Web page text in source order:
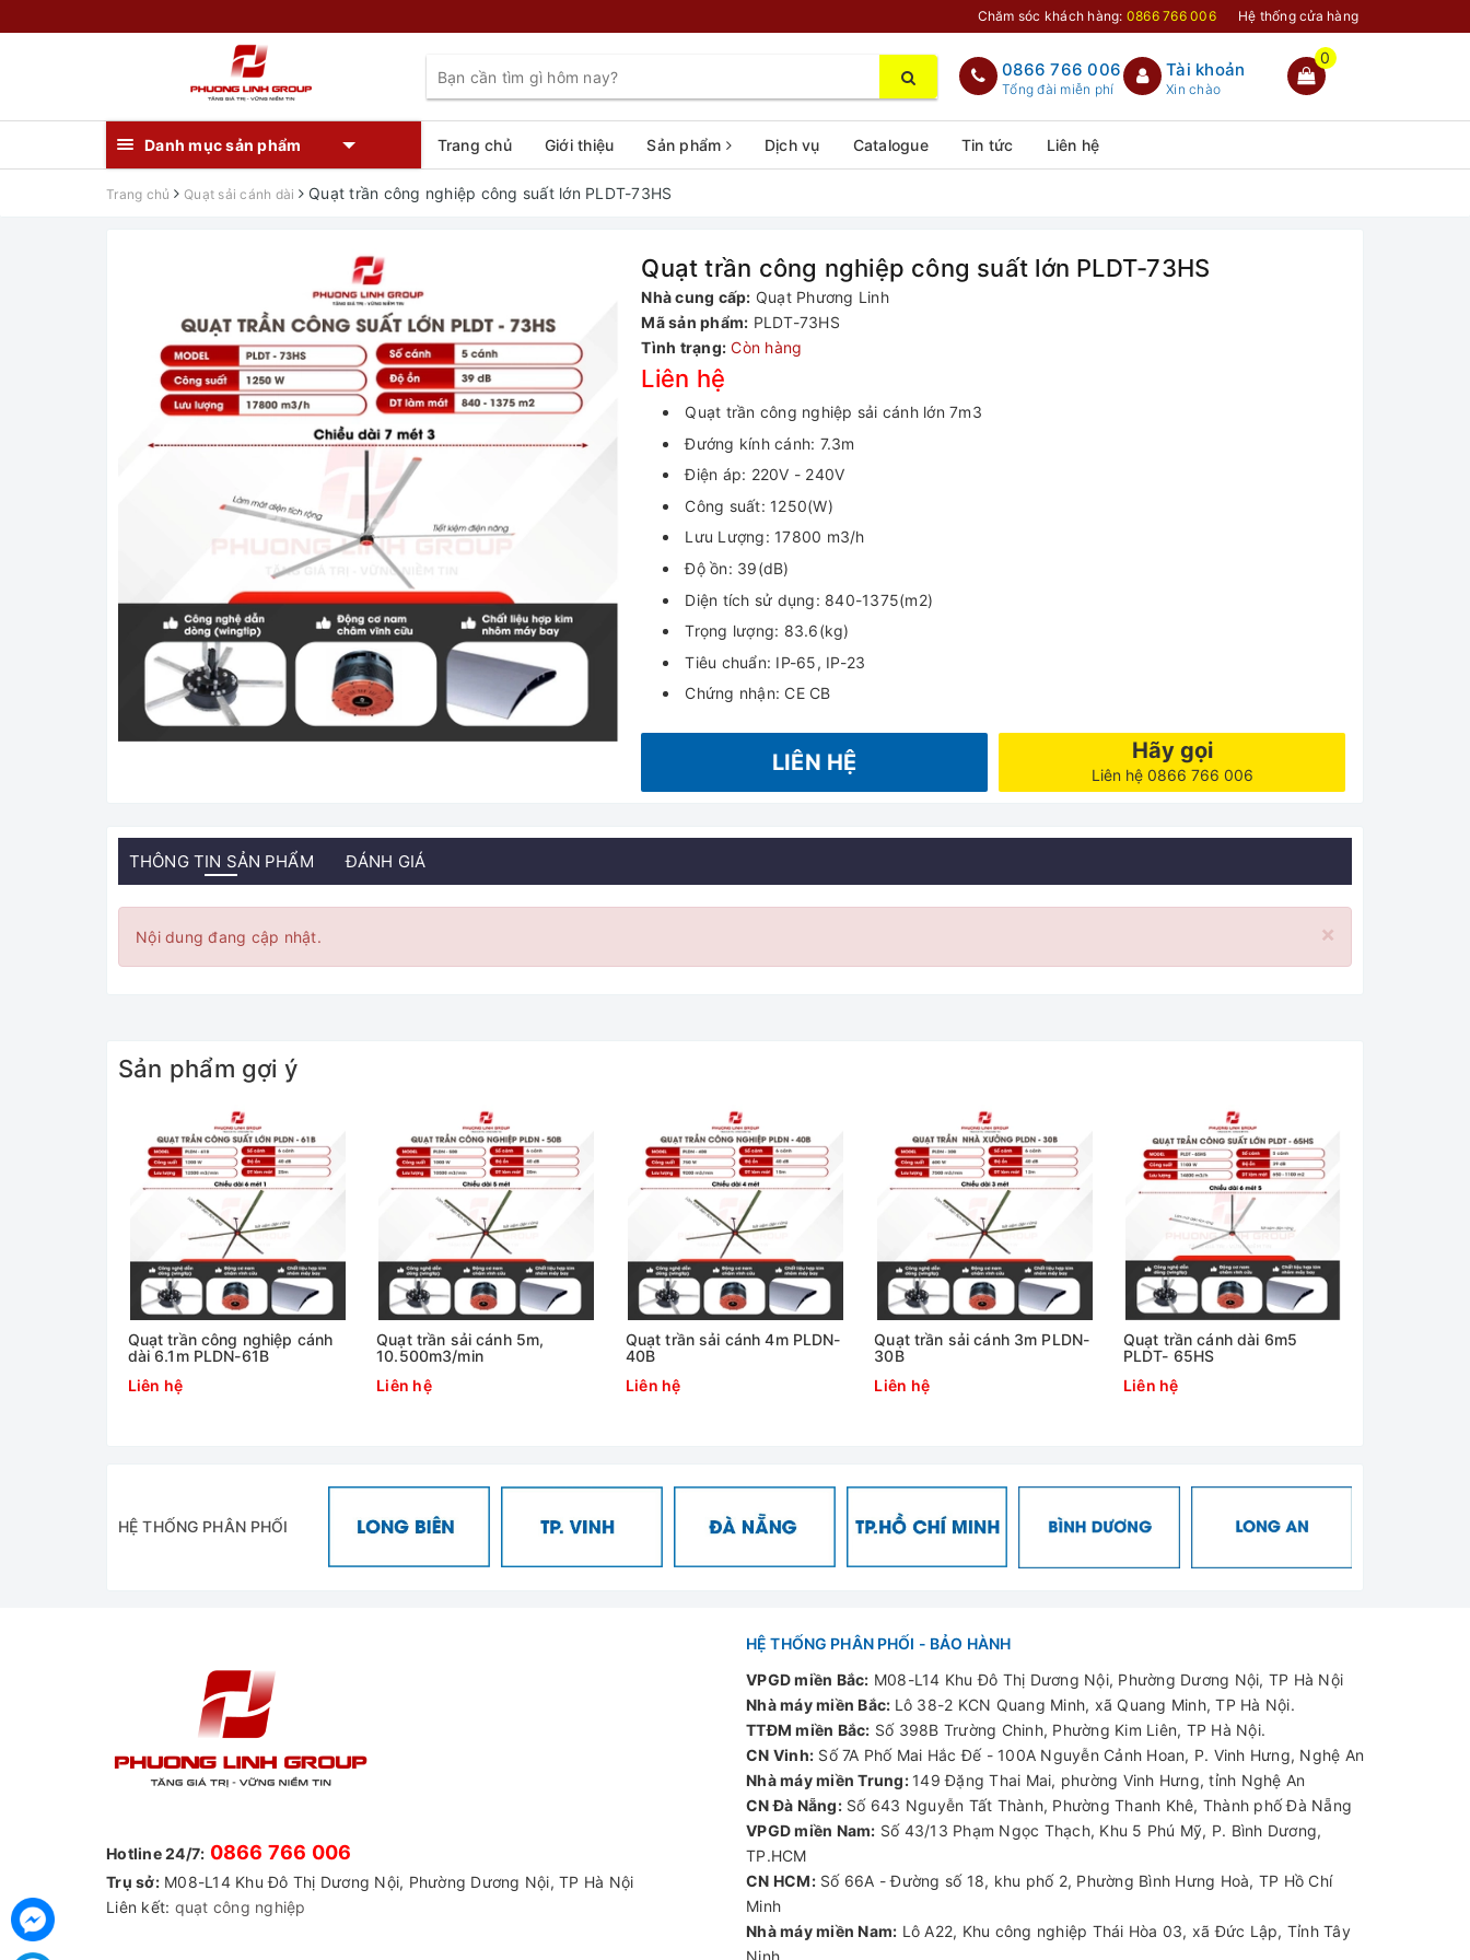
Chăm sóc khách hàng: 0866 766 006 Hệ thống cửa hàng
0866 766 006
Tổng đài miễn phí
Tài khoản
Xin chào
0
Danh mục sản phẩm Trang chủ Giới thiệu Sản phẩm Dịch vụ Catalogue Tin tức Liên hệ
Trang chủ Quạt sải cánh dài Quạt trần công nghiệp công suất lớn PLDT-73HS
Quạt trần công nghiệp công suất lớn PLDT-73HS
Nhà cung cấp: Quạt Phương Linh
Mã sản phẩm: PLDT-73HS
Tình trạng: Còn hàng
Liên hệ
Quạt trần công nghiệp sải cánh lớn 7m3
Đướng kính cánh: 7.3m
Điện áp: 220V - 240V
Công suất: 1250(W)
Lưu Lượng: 17800 m3/h
Độ ồn: 39(dB)
Diện tích sử dụng: 840-1375(m2)
Trọng lượng: 83.6(kg)
Tiêu chuẩn: IP-65, IP-23
Chứng nhận: CE CB
LIÊN HỆ Hãy gọi
Liên hệ 0866 766 006
THÔNG TIN SẢN PHẨM ĐÁNH GIÁ
×
Nội dung đang cập nhật.
Sản phẩm gợi ý
Quạt trần công nghiệp cánh
dài 6.1m PLDN-61B
Liên hệ
Quạt trần sải cánh 5m,
10.500m3/min
Liên hệ
Quạt trần sải cánh 4m PLDN-
40B
Liên hệ
Quạt trần sải cánh 3m PLDN-
30B
Liên hệ
Quạt trần cánh dài 6m5
PLDT- 65HS
Liên hệ
HỆ THỐNG PHÂN PHỐI
Hotline 24/7: 0866 766 006
Trụ sở:M08-L14 Khu Đô Thị Dương Nội, Phường Dương Nội, TP Hà Nội
Liên kết: quạt công nghiệp
HỆ THỐNG PHÂN PHỐI - BẢO HÀNH
VPGD miền Bắc: M08-L14 Khu Đô Thị Dương Nội, Phường Dương Nội, TP Hà Nội
Nhà máy miền Bắc: Lô 38-2 KCN Quang Minh, xã Quang Minh, TP Hà Nội.
TTĐM miền Bắc: Số 398B Trường Chinh, Phường Kim Liên, TP Hà Nội.
CN Vinh: Số 7A Phố Mai Hắc Đế - 100A Nguyễn Cảnh Hoan, P. Vinh Hưng, Nghệ An
Nhà máy miền Trung: 149 Đặng Thai Mai, phường Vinh Hưng, tỉnh Nghệ An
CN Đà Nẵng:Số 643 Nguyễn Tất Thành, Phường Thanh Khê, Thành phố Đà Nẵng
VPGD miền Nam: Số 43/13 Phạm Ngọc Thạch, Khu 5 Phú Mỹ, P. Bình Dương,
TP.HCM
CN HCM:Số 66A - Đường số 18, khu phố 2, Phường Bình Hưng Hoà, TP Hồ Chí
Minh
Nhà máy miền Nam: Lô A22, Khu công nghiệp Thái Hòa 03, xã Đức Lập, Tỉnh Tây